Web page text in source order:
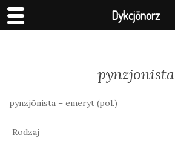
pynzjōnista
pynzjōnista – emeryt (pol.)
Rodzaj
Dykcjōnorz